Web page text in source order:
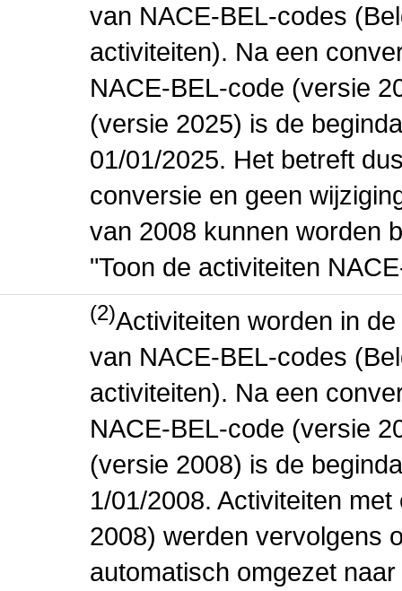
van NACE-BEL-codes
activiteiten). Na een
NACE-BEL-code (versie
(versie 2025) is de
01/01/2025. Het betreft
conversie en geen
van 2008 kunnen worden
"Toon de activiteiten
(2)Activiteiten worden in
van NACE-BEL-codes
activiteiten). Na een
NACE-BEL-code (versie
(versie 2008) is de
1/01/2008. Activiteiten
2008) werden vervolgens
automatisch omgezet